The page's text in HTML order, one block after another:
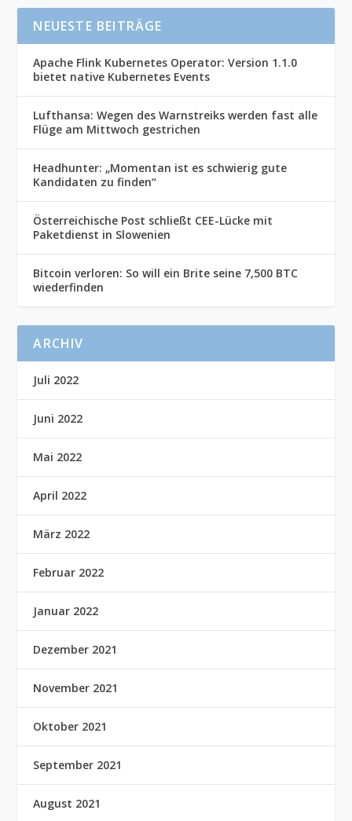
NEUESTE BEITRÄGE
Apache Flink Kubernetes Operator: Version 1.1.0
bietet native Kubernetes Events
Lufthansa: Wegen des Warnstreiks werden fast alle
Flüge am Mittwoch gestrichen
Headhunter: „Momentan ist es schwierig gute
Kandidaten zu finden“
Österreichische Post schließt CEE-Lücke mit
Paketdienst in Slowenien
Bitcoin verloren: So will ein Brite seine 7,500 BTC
wiederfinden
ARCHIV
Juli 2022
Juni 2022
Mai 2022
April 2022
März 2022
Februar 2022
Januar 2022
Dezember 2021
November 2021
Oktober 2021
September 2021
August 2021